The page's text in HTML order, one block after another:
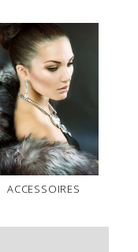
ACCESSOIRES